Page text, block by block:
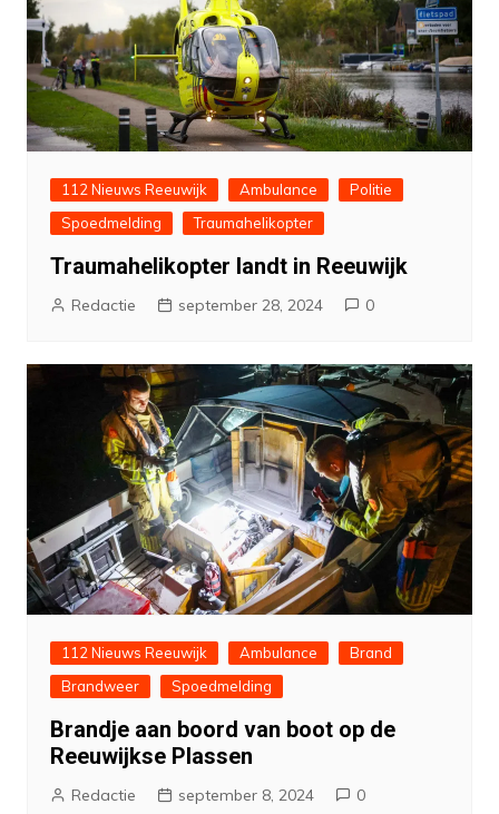
112 Nieuws Reeuwijk Ambulance
Politie
Spoedmelding
Traumahelikopter
Traumahelikopter landt in Reeuwijk
Redactie september 28, 2024 0
112 Nieuws Reeuwijk Ambulance
Brand
Brandweer
Spoedmelding
Brandje aan boord van boot op de
Reeuwijkse Plassen
Redactie september 8, 2024 0